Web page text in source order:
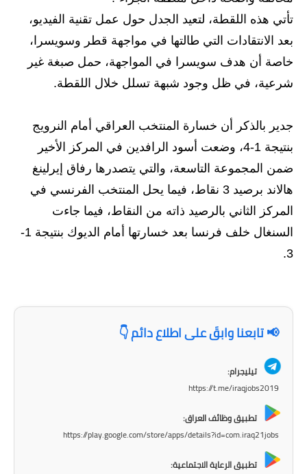
المرحلة المتوسطة
المرحلة الاعدادية
كتب مدرسية
المرحلة المتوسطة
المرحلة الاعدادية
ملازم دراسية
المرحلة الابتدائية
دروس
المرحلة الاعدادية
تأتي هذه اللقطة، لتعيد الجدل حول عمل تقنية الفيديو،
بعد الانتقادات التي طالتها في مواجهة قطر وسويسرا،
خاصة أن هدف سويسرا في المواجهة، حمل صبغة غير
شرعية، في ظل وجود شبهة تسلل خلال اللقطة.
جدير بالذكر أن خسارة المنتخب العراقي أمام النرويج
بنتيجة 1-4، وضعت أسود الرافدين في المركز الأخير
ضمن المجموعة التاسعة، والتي يتصدرها رفاق إيرلينغ
هالاند برصيد 3 نقاط، فيما يحل المنتخب الفرنسي في
المركز الثاني بالرصيد ذاته من النقاط، فيما جاءت
السنغال خلف فرنسا بعد خسارتها أمام الديوك بنتيجة 1-
3.
📢 تابعنا وابقَ على اطلاع دائم 👇
تيليجرام:
https://t.me/iraqjobs2019
تطبيق وظائف العراق:
https://play.google.com/store/apps/details?id=com.iraq21jobs
تطبيق الرعاية الاجتماعية: